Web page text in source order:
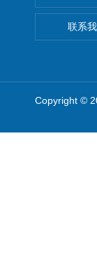
联系
Copyright ©